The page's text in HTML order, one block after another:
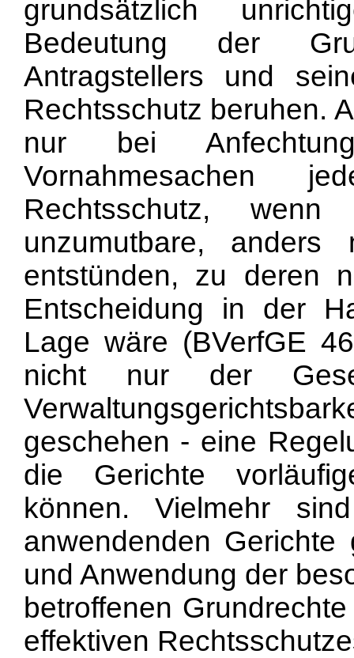
grundsätzlich
Bedeutung der
Antragstellers und
Rechtsschutz beruhen.
nur bei
Vornahmesachen
Rechtsschutz,
unzumutbare, anders
entstünden, zu deren
Entscheidung in der
Lage wäre (BVerfGE
nicht nur der
geschehen - eine
die Gerichte
können. Vielmehr
anwendenden
und Anwendung der
betroffenen
effektiven